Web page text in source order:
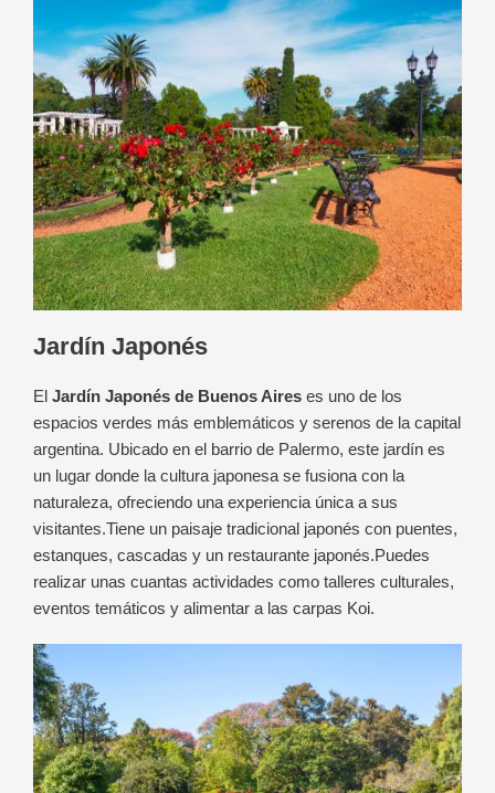
Jardín Japonés
El Jardín Japonés de Buenos Aires es uno de los
espacios verdes más emblemáticos y serenos de la capital
argentina. Ubicado en el barrio de Palermo, este jardín es
un lugar donde la cultura japonesa se fusiona con la
naturaleza, ofreciendo una experiencia única a sus
visitantes.Tiene un paisaje tradicional japonés con puentes,
estanques, cascadas y un restaurante japonés.Puedes
realizar unas cuantas actividades como talleres culturales,
eventos temáticos y alimentar a las carpas Koi.